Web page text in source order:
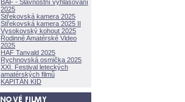
BAF - Slavnostní vyhlašování
2025
Střekovská kamera 2025
Střekovská kamera 2025 II
Vysokovský kohout 2025
Rodinné Amatérské Video
2025
HAF Tanvald 2025
Rychnovská osmička 2025
XXI. Festival leteckých
amatérských filmů
KAPITÁN KID